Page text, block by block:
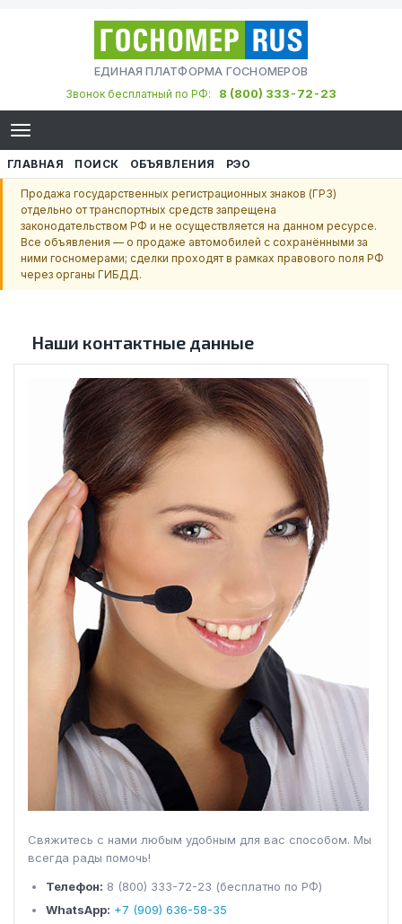
ЕДИНАЯ ПЛАТФОРМА ГОСНОМЕРОВ
Звонок бесплатный по РФ:
8 (800) 333-72-23
ГЛАВНАЯ ПОИСК ОБЪЯВЛЕНИЯ РЭО
Продажа государственных регистрационных знаков (ГРЗ)
отдельно от транспортных средств запрещена
законодательством РФ и не осуществляется на данном ресурсе.
Все объявления — о продаже автомобилей с сохранёнными за
ними госномерами; сделки проходят в рамках правового поля РФ
через органы ГИБДД.
Наши контактные данные
Свяжитесь с нами любым удобным для вас способом. Мы
всегда рады помочь!
Телефон: 8 (800) 333-72-23 (бесплатно по РФ)
WhatsApp: +7 (909) 636-58-35